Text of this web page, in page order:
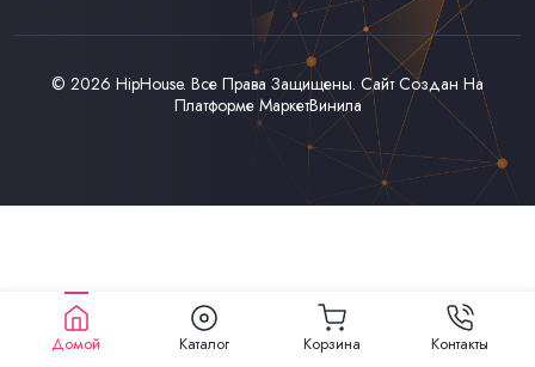
© 2026 HipHouse. Все Права Защищены. Сайт Создан На
Платформе МаркетВинила
Домой Каталог Корзина Контакты